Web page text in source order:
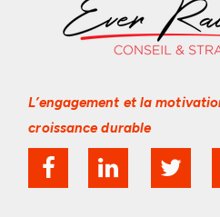
L’engagement et la
croissance durable